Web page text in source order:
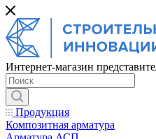
Интернет-магазин
Продукция
Композитная арматура